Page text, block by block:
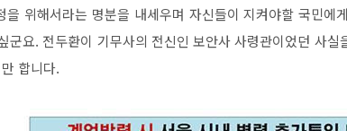
을 위해서라는 명분을 내세우며 자신들이 지켜야할 국민에
군요. 전두환이 기무사의 전신인 보안사 사령관이었던 사
합니다.